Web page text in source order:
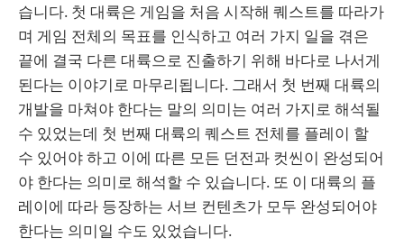
습니다. 첫 대륙은 게임을 처음 시작해 퀘스트를 따라가
며 게임 전체의 목표를 인식하고 여러 가지 일을 겪은
끝에 결국 다른 대륙으로 진출하기 위해 바다로 나서게
된다는 이야기로 마무리됩니다. 그래서 첫 번째 대륙의
개발을 마쳐야 한다는 말의 의미는 여러 가지로 해석될
수 있었는데 첫 번째 대륙의 퀘스트 전체를 플레이 할
수 있어야 하고 이에 따른 모든 던전과 컷씬이 완성되어
야 한다는 의미로 해석할 수 있습니다. 또 이 대륙의 플
레이에 따라 등장하는 서브 컨텐츠가 모두 완성되어야
한다는 의미일 수도 있었습니다.